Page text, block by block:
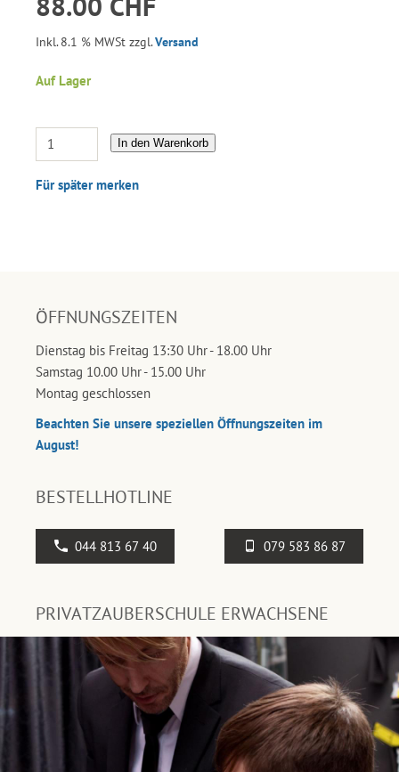
Inkl. 8.1 % MWSt zzgl.Versand
Auf Lager
In den Warenkorb
Für später merken
ÖFFNUNGSZEITEN
Dienstag bis Freitag 13:30 Uhr - 18.00 Uhr
Samstag 10.00 Uhr - 15.00 Uhr
Montag geschlossen
Beachten Sie unsere speziellen Öffnungszeiten im
August!
BESTELLHOTLINE
044 813 67 40 079 583 86 87
PRIVATZAUBERSCHULE ERWACHSENE